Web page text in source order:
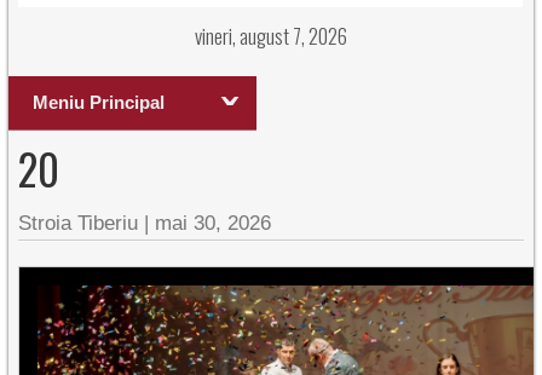
vineri, august 7, 2026
Meniu Principal
20
Stroia Tiberiu | mai 30, 2026